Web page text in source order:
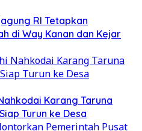
RI Tetapkan
di Way Kanan dan Kejar
Karang Taruna
Turun ke Desa